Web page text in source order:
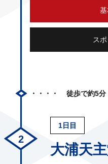
ス
徒歩で約5分
1日目
大浦天